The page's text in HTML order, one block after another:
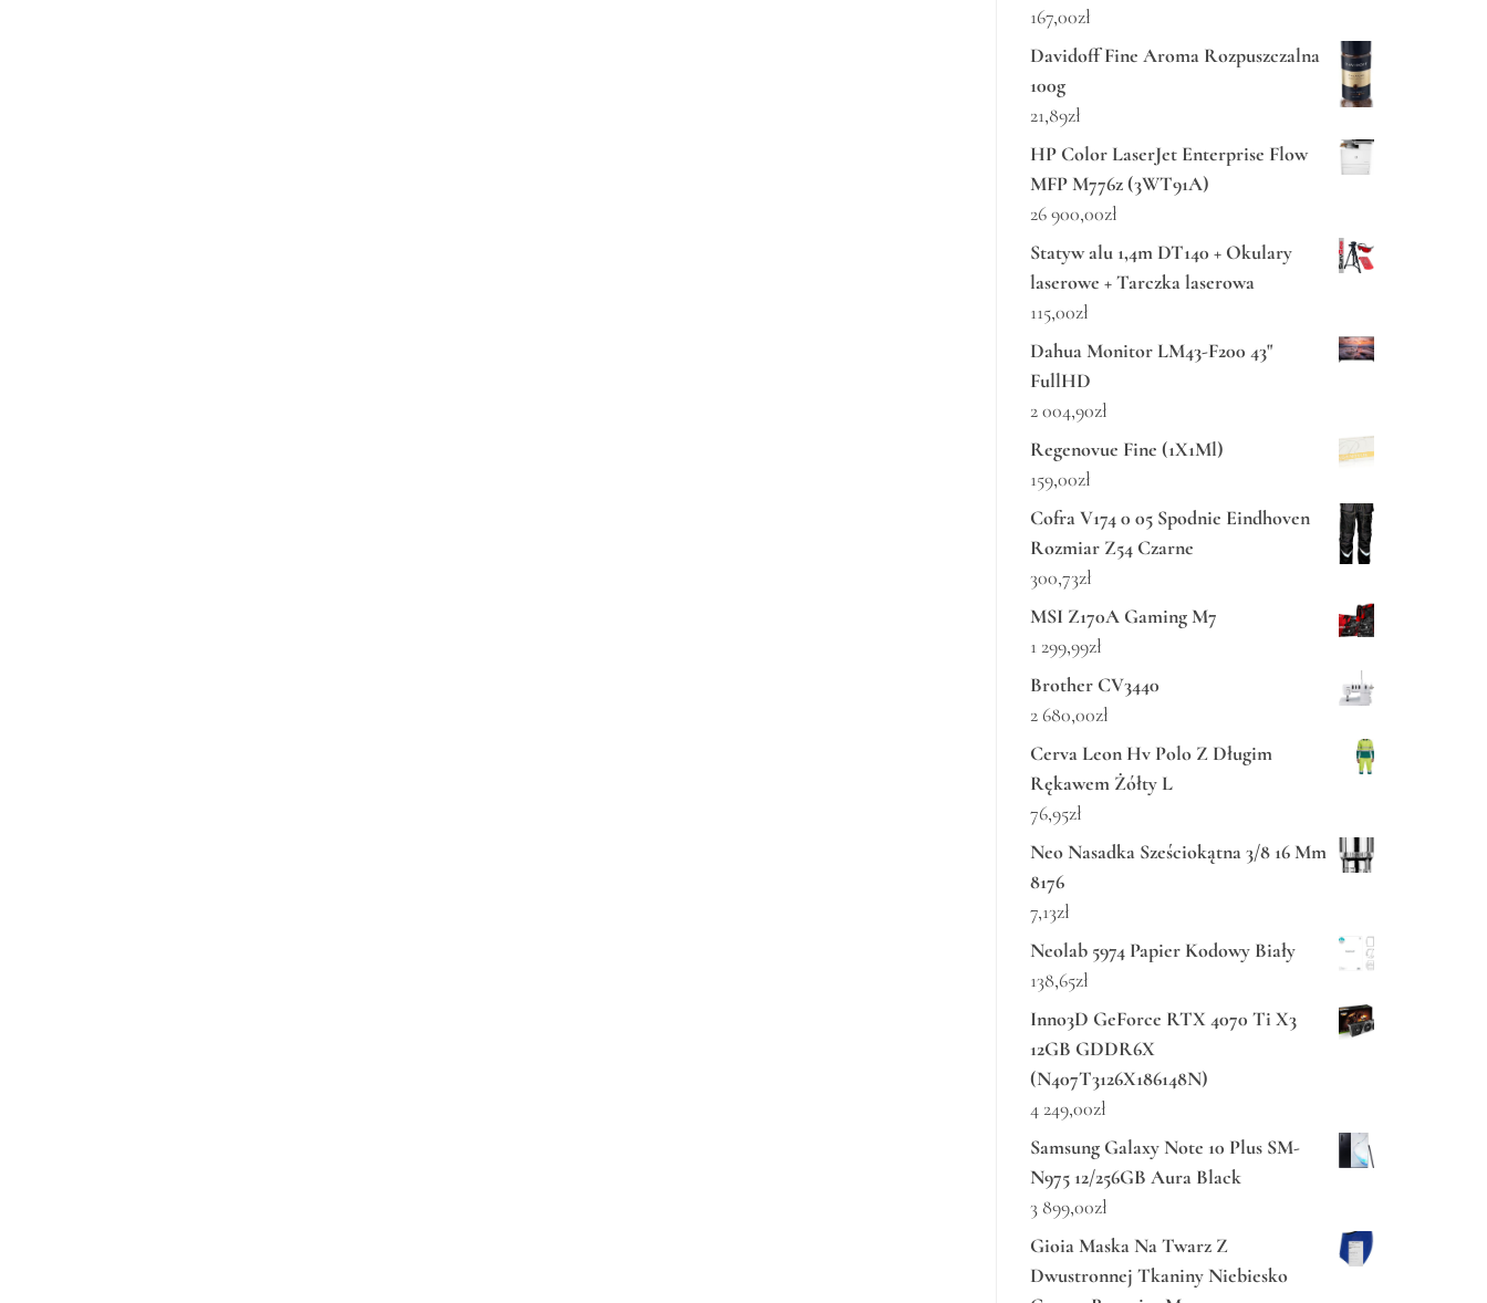
167,00zł
Davidoff Fine Aroma Rozpuszczalna
100g
21,89zł
HP Color LaserJet Enterprise Flow
MFP M776z (3WT91A)
26 900,00zł
Statyw alu 1,4m DT140 + Okulary
laserowe + Tarczka laserowa
115,00zł
Dahua Monitor LM43-F200 43"
FullHD
2 004,90zł
Regenovue Fine (1X1Ml)
159,00zł
Cofra V174 0 05 Spodnie Eindhoven
Rozmiar Z54 Czarne
300,73zł
MSI Z170A Gaming M7
1 299,99zł
Brother CV3440
2 680,00zł
Cerva Leon Hv Polo Z Długim
Rękawem Żółty L
76,95zł
Neo Nasadka Sześciokątna 3/8 16 Mm
8176
7,13zł
Neolab 5974 Papier Kodowy Biały
138,65zł
Inno3D GeForce RTX 4070 Ti X3
12GB GDDR6X
(N407T3126X186148N)
4 249,00zł
Samsung Galaxy Note 10 Plus SM-
N975 12/256GB Aura Black
3 899,00zł
Gioia Maska Na Twarz Z
Dwustronnej Tkaniny Niebiesko